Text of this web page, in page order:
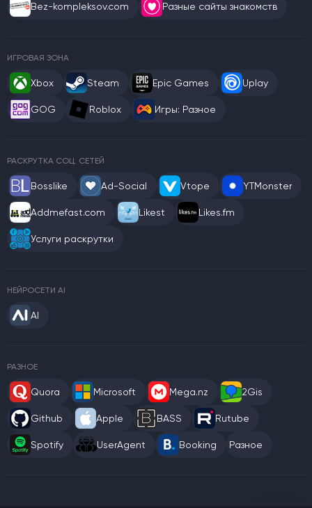
Bez-kompleksov.com Разные сайты знакомств
ИГРОВАЯ ЗОНА
Xbox Steam Epic Games Uplay
GOG Roblox Игры: Разное
РАСКРУТКА СОЦ. СЕТЕЙ
Bosslike Ad-Social Vtope YTMonster
Addmefast.com Likest Likes.fm
Услуги раскрутки
НЕЙРОСЕТИ AI
AI
РАЗНОЕ
Quora Microsoft Mega.nz 2Gis
Github Apple BASS Rutube
Spotify UserAgent Booking Разное